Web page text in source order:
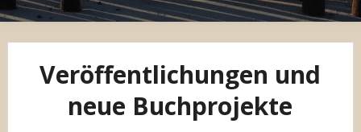
Veröffentlichungen und
neue Buchprojekte